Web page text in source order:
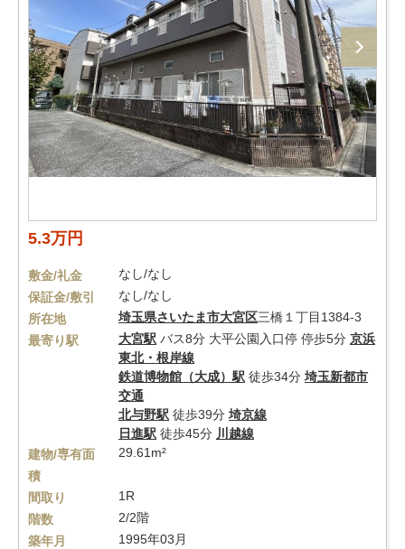
5.3万円
敷金/礼金
なし/なし
保証金/敷引
なし/なし
所在地
埼玉県さいたま市大宮区三橋１丁目1384-3
最寄り駅
大宮駅 バス8分 大平公園入口停 停歩5分 京浜
東北・根岸線
鉄道博物館（大成）駅 徒歩34分 埼玉新都市
交通
北与野駅 徒歩39分 埼京線
日進駅 徒歩45分 川越線
建物/専有面
積
29.61m²
間取り
1R
階数
2/2階
築年月
1995年03月